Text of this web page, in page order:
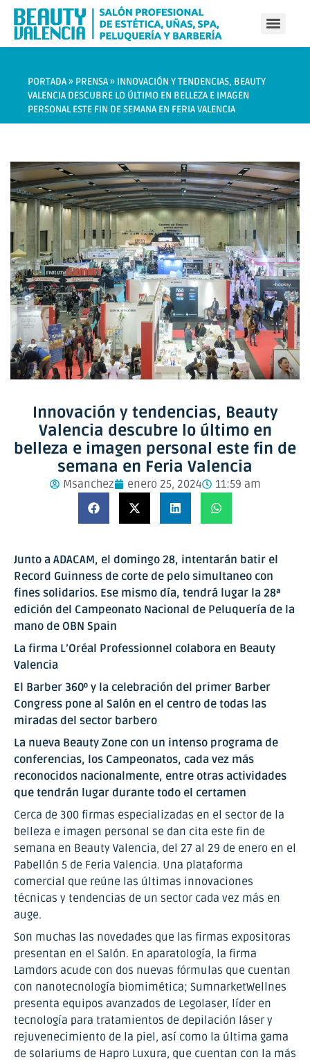
PORTADA» PRENSA» INNOVACIÓN Y TENDENCIAS, BEAUTY
VALENCIA DESCUBRE LO ÚLTIMO EN BELLEZA E IMAGEN
PERSONAL ESTE FIN DE SEMANA EN FERIA VALENCIA
Innovación y tendencias, Beauty
Valencia descubre lo último en
belleza e imagen personal este fin de
semana en Feria Valencia
Msanchez enero 25, 2024 11:59 am
Junto a ADACAM, el domingo 28, intentarán batir el
Record Guinness de corte de pelo simultaneo con
fines solidarios. Ese mismo día, tendrá lugar la 28ª
edición del Campeonato Nacional de Peluquería de la
mano de OBN Spain
La firma L’Oréal Professionnel colabora en Beauty
Valencia
El Barber 360º y la celebración del primer Barber
Congress pone al Salón en el centro de todas las
miradas del sector barbero
La nueva Beauty Zone con un intenso programa de
conferencias, los Campeonatos, cada vez más
reconocidos nacionalmente, entre otras actividades
que tendrán lugar durante todo el certamen
Cerca de 300 firmas especializadas en el sector de la
belleza e imagen personal se dan cita este fin de
semana en Beauty Valencia, del 27 al 29 de enero en el
Pabellón 5 de Feria Valencia. Una plataforma
comercial que reúne las últimas innovaciones
técnicas y tendencias de un sector cada vez más en
auge.
Son muchas las novedades que las firmas expositoras
presentan en el Salón. En aparatología, la firma
Lamdors acude con dos nuevas fórmulas que cuentan
con nanotecnología biomimética; SumnarketWellnes
presenta equipos avanzados de Legolaser, líder en
tecnología para tratamientos de depilación láser y
rejuvenecimiento de la piel, así como la última gama
de solariums de Hapro Luxura, que cuentan con la más